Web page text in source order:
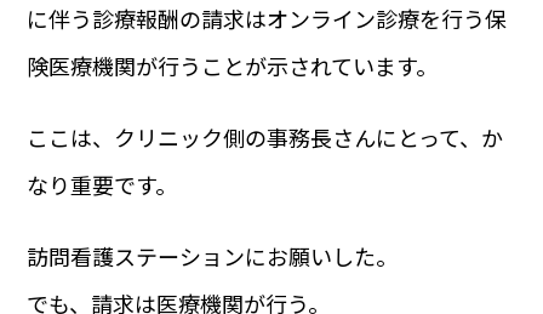
に伴う診療報酬の請求はオンライン診療を行う保
険医療機関が行うことが示されています。
ここは、クリニック側の事務長さんにとって、か
なり重要です。
訪問看護ステーションにお願いした。
でも、請求は医療機関が行う。